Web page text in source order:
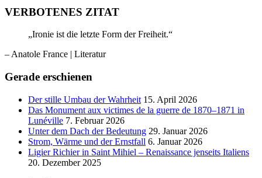
VERBOTENES ZITAT
„Ironie ist die letzte Form der Freiheit.“
– Anatole France | Literatur
Gerade erschienen
Der stille Umbau der Wahrheit 15. April 2026
Das Monument aux victimes de la guerre de 1870–1871 in
Lunéville 7. Februar 2026
Unter dem Dach der Bedeutung 29. Januar 2026
Strom, Wärme und der Ernstfall 6. Januar 2026
Ligier Richier in Saint Mihiel – Renaissance jenseits Italiens
20. Dezember 2025